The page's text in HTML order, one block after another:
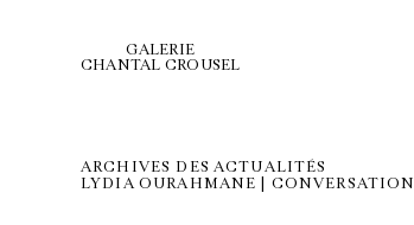
GALERIE
CHANTAL CROUSEL
ARCHIVES DES ACTUALITÉS
LYDIA OURAHMANE | CONVERSATION